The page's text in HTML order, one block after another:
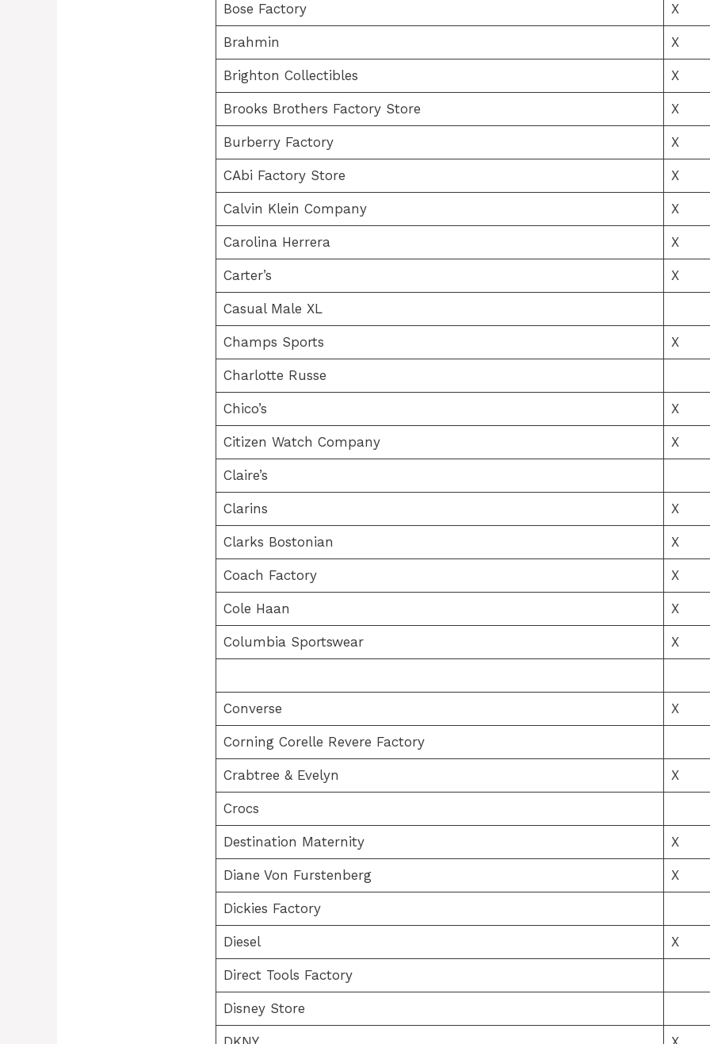
Bose Factory X
Brahmin X
Brighton Collectibles X
Brooks Brothers Factory Store X
Burberry Factory X
CAbi Factory Store X
Calvin Klein Company X
Carolina Herrera X
Carter’s X
Casual Male XL
Champs Sports X
Charlotte Russe
Chico’s X
Citizen Watch Company X
Claire’s
Clarins X
Clarks Bostonian X
Coach Factory X
Cole Haan X
Columbia Sportswear X
Converse X
Corning Corelle Revere Factory
Crabtree & Evelyn X
Crocs
Destination Maternity X
Diane Von Furstenberg X
Dickies Factory
Diesel X
Direct Tools Factory
Disney Store